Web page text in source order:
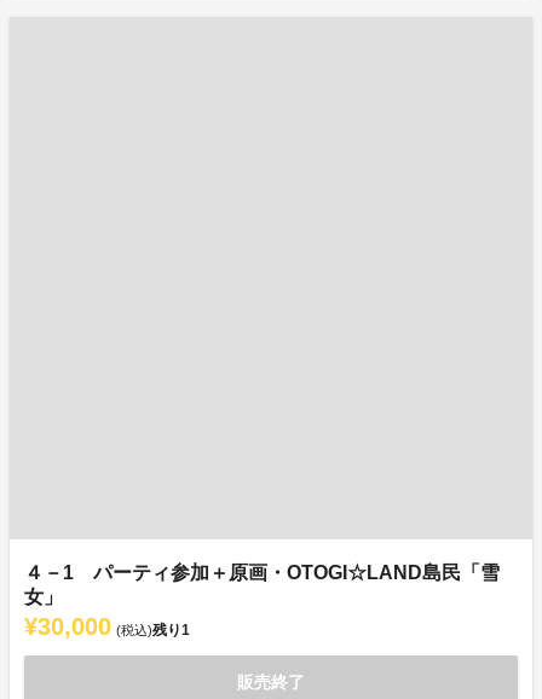
４－1 パーティ参加＋原画・OTOGI☆LAND島民「雪
女」
¥30,000 (税込)残り1
販売終了